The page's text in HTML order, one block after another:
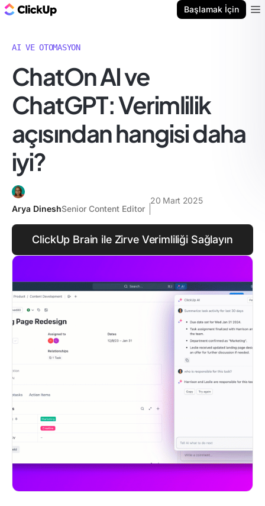
Başlamak İçin
AI VE OTOMASYON
ChatOn AI ve
ChatGPT: Verimlilik
açısından hangisi daha
iyi?
Arya DineshSenior Content Editor
20 Mart 2025
ClickUp Brain ile Zirve Verimliliği Sağlayın